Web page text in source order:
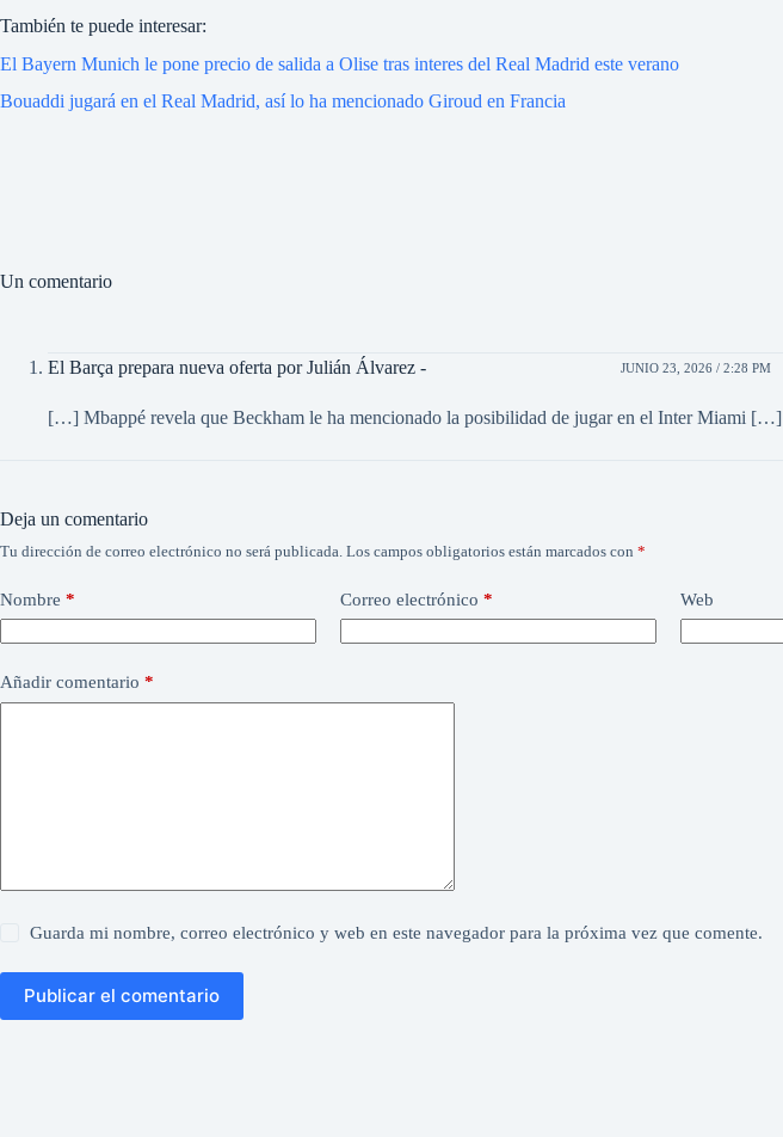
También te puede interesar:
El Bayern Munich le pone precio de salida a Olise tras interes del Real Madrid este verano
Bouaddi jugará en el Real Madrid, así lo ha mencionado Giroud en Francia
Un comentario
El Barça prepara nueva oferta por Julián Álvarez - JUNIO 23, 2026 / 2:28 PM
[…] Mbappé revela que Beckham le ha mencionado la posibilidad de jugar en el Inter Miami […]
Deja un comentario
Tu dirección de correo electrónico no será publicada. Los campos obligatorios están marcados con *
Nombre * Correo electrónico * Web
Añadir comentario *
Guarda mi nombre, correo electrónico y web en este navegador para la próxima vez que comente.
Publicar el comentario